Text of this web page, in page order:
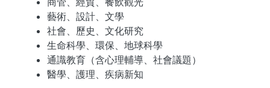
藝術、設計、文學
社會、歷史、文化研究
生命科學、環保、地球科學
通識教育（含心理輔導、社會議題）
醫學、護理、疾病新知